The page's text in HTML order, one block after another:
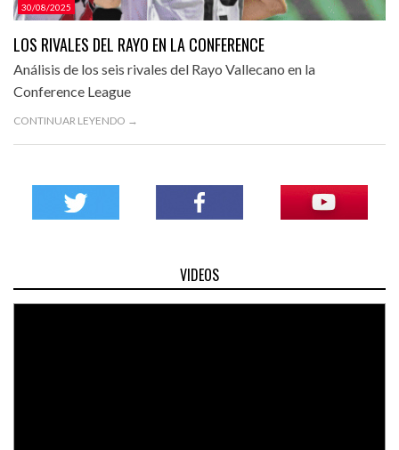
30/08/2025
LOS RIVALES DEL RAYO EN LA CONFERENCE
Análisis de los seis rivales del Rayo Vallecano en la
Conference League
CONTINUAR LEYENDO →
VIDEOS